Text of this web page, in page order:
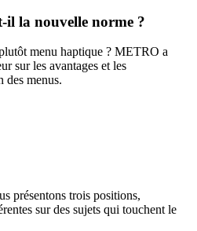
il la nouvelle norme ?
menu haptique ? METRO a
sur les avantages et les
des menus.
présentons trois positions,
sur des sujets qui touchent le